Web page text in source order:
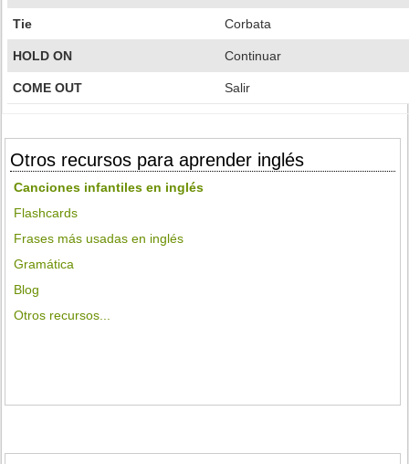
Tie Corbata
HOLD ON Continuar
COME OUT Salir
Otros recursos para aprender inglés
Canciones infantiles en inglés
Flashcards
Frases más usadas en inglés
Gramática
Blog
Otros recursos...